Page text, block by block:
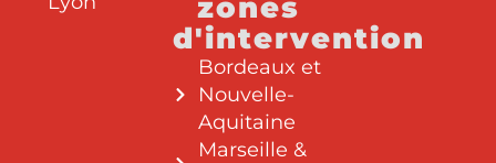
zones
d'intervention
Bordeaux et
Nouvelle-
Aquitaine
Marseille &